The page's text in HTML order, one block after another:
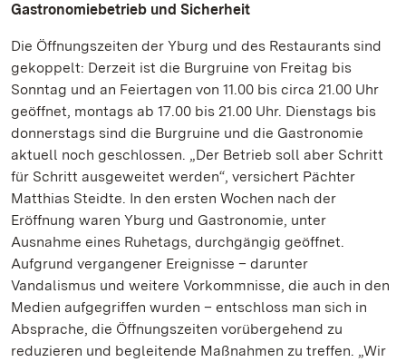
Gastronomiebetrieb und Sicherheit
Die Öffnungszeiten der Yburg und des Restaurants sind
gekoppelt: Derzeit ist die Burgruine von Freitag bis
Sonntag und an Feiertagen von 11.00 bis circa 21.00 Uhr
geöffnet, montags ab 17.00 bis 21.00 Uhr. Dienstags bis
donnerstags sind die Burgruine und die Gastronomie
aktuell noch geschlossen. „Der Betrieb soll aber Schritt
für Schritt ausgeweitet werden“, versichert Pächter
Matthias Steidte. In den ersten Wochen nach der
Eröffnung waren Yburg und Gastronomie, unter
Ausnahme eines Ruhetags, durchgängig geöffnet.
Aufgrund vergangener Ereignisse – darunter
Vandalismus und weitere Vorkommnisse, die auch in den
Medien aufgegriffen wurden – entschloss man sich in
Absprache, die Öffnungszeiten vorübergehend zu
reduzieren und begleitende Maßnahmen zu treffen. „Wir